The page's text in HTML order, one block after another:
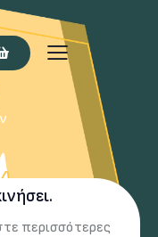
περισσότερες